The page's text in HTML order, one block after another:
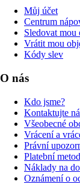
Můj účet
Centrum
Sledovat mou
Vrátit mou
Kódy slev
O nás
Kdo jsme?
Kontaktujte
Všeobecné
Vrácení a
Právní
Platební
Náklady na
Oznámení o